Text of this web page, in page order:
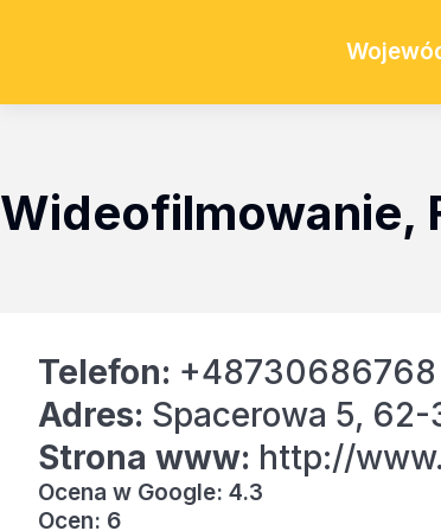
Wideofilmowanie,
Telefon: +48730686768
Adres: Spacerowa 5,
Strona www: http://
Ocena w Google: 4.3
Ocen: 6